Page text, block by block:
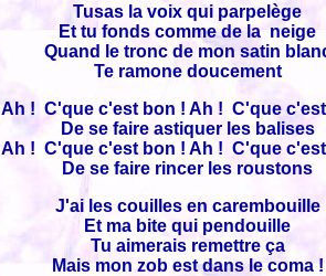
Tusas la voix qui parpelège
Et tu fonds comme de la neige
Quand le tronc de mon satin
Te ramone doucement
Ah ! C'que c'est bon ! Ah ! C'que
De se faire astiquer les balises
Ah ! C'que c'est bon ! Ah ! C'que
De se faire rincer les roustons
J'ai les couilles en carembouille
Et ma bite qui pendouille
Tu aimerais remettre ça
Mais mon zob est dans le coma !